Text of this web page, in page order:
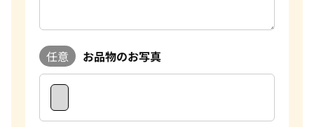
任意 お品物のお写真